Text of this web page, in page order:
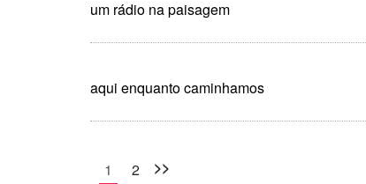
um rádio na paisagem
aqui enquanto caminhamos
1 2 >>